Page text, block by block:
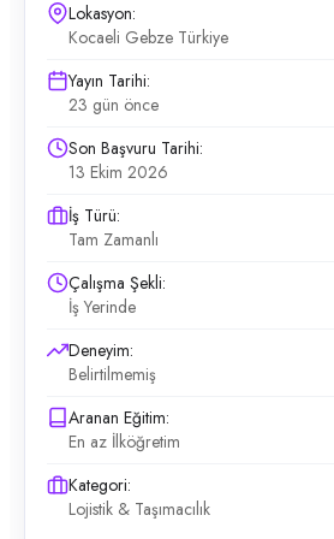
Lokasyon:
Kocaeli Gebze Türkiye
Yayın Tarihi:
23 gün önce
Son Başvuru Tarihi:
13 Ekim 2026
İş Türü:
Tam Zamanlı
Çalışma Şekli:
İş Yerinde
Deneyim:
Belirtilmemiş
Aranan Eğitim:
En az İlköğretim
Kategori:
Lojistik & Taşımacılık